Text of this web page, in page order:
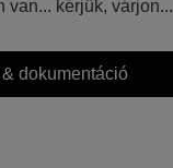
van... kérjük, várjon...
dokumentáció